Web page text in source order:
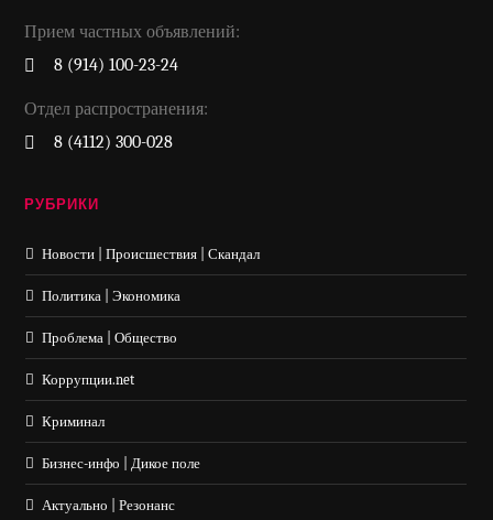
Прием частных объявлений:
8 (914) 100-23-24
Отдел распространения:
8 (4112) 300-028
РУБРИКИ
Новости | Происшествия | Скандал
Политика | Экономика
Проблема | Общество
Коррупции.net
Криминал
Бизнес-инфо | Дикое поле
Актуально | Резонанс